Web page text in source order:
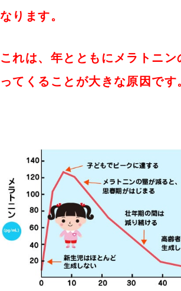
なります。
これは、年とともにメラトニン
ってくることが大きな原因です